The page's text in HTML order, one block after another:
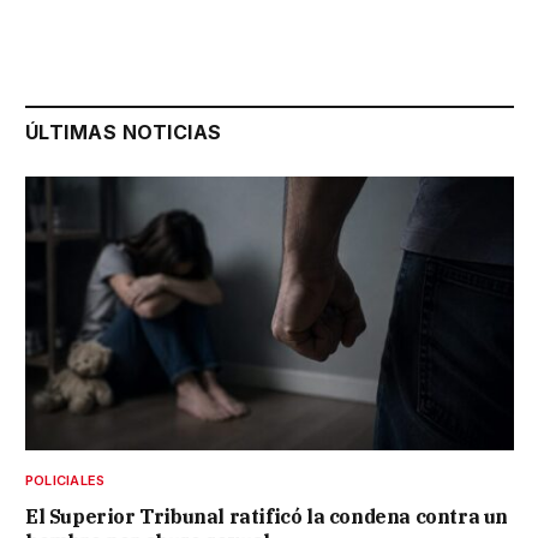
ÚLTIMAS NOTICIAS
POLICIALES
El Superior Tribunal ratificó la condena contra un